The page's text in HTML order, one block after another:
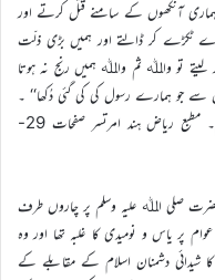
ہماری آنکھوں کے سامنے قتل کرتے اور
ٹکڑے کر ڈالتے اور ہمیں بڑی ذلّت
تو واﷲ ثم واﷲ ہمیں رنج نہ ہوتا
سے جو ہمارے رسول کی کی گئی دُکھا‘‘ ۔
(مرزا غلام احمد قادیانی۔ 1893ء۔آئینہ کمالات اسلام۔ مطبع ریاض ہند امرتسر صفحات 29-
صلی اﷲ علیہ وسلم پر چاروں طرف
پر یاس و نومیدی کا غلبہ تھا اور وہ
شیدائی دشمنان اسلام کے مقابلے کے